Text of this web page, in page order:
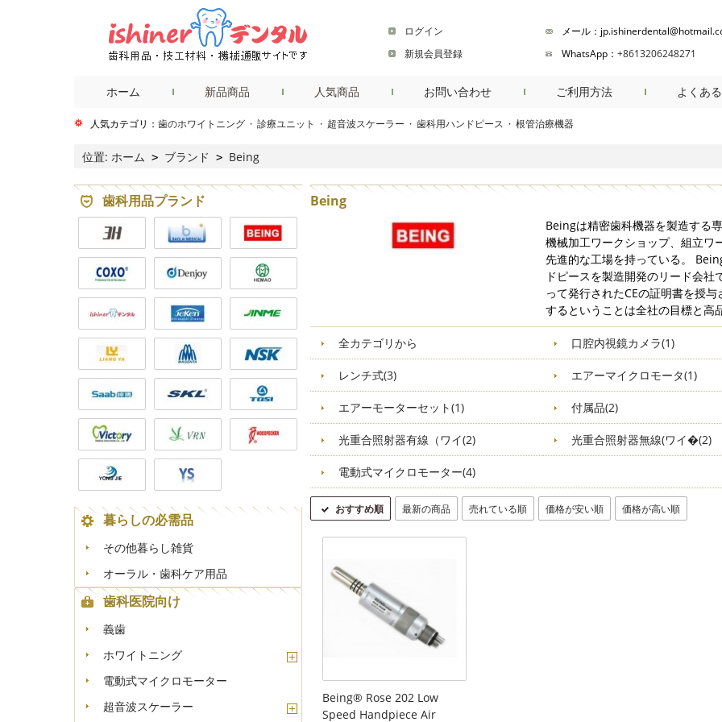
ログイン
新規会員登録
メール：
WhatsApp： +8613206248271
ホーム 新品商品 人気商品 お問い合わせ ご利用方法 よくあ
人気カテゴリ： 歯のホワイトニング · 診療ユニット · 超音波スケーラー · 歯科用ハンドピース · 根管治療機器商品検索
位置: ホーム > ブランド > Being
Being
Beingは精密歯科機器を製造する
機械加工ワークショップ、組立ワ
先進的な工場を持っている。
ドピースを製造開発のリード会
って発行されたCEの証明書を授
するということは全社の目標と高
全カテゴリから 口腔内視鏡カメラ(1)
レンチ式(3) エアーマイクロモータ(1)
エアーモーターセット(1) 付属品(2)
光重合照射器有線（ワイ(2) 光重合照射器無線(ワイ�(2)
電動式マイクロモーター(4)
おすすめ順 最新の商品 売れている順 価格が安い順 価格が高い順
Being® Rose 202 Low
Speed Handpiece Air
歯科用品プランド
暮らしの必需品
その他暮らし雑貨
オーラル・歯科ケア用品
歯科医院向け
義歯
ホワイトニング
電動式マイクロモーター
超音波スケーラー